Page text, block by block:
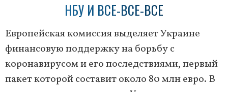
НБУ И ВСЕ-ВСЕ-ВСЕ
Европейская комиссия выделяет Украине
финансовую поддержку на борьбу с
коронавирусом и его последствиями, первый
пакет которой составит около 80 млн евро. В